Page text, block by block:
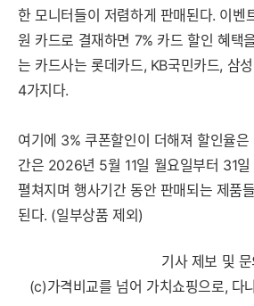
한 모니터들이 저렴하게 판매된다. 이벤
원 카드로 결재하면 7% 카드 할인 혜택
는 카드사는 롯데카드, KB국민카드, 삼
4가지다.
여기에 3% 쿠폰할인이 더해져 할인율은
간은 2026년 5월 11일 월요일부터 31
펼쳐지며 행사기간 동안 판매되는 제품
된다. (일부상품 제외)
기사 제보 및 문
(c)가격비교를 넘어 가치쇼핑으로, 다